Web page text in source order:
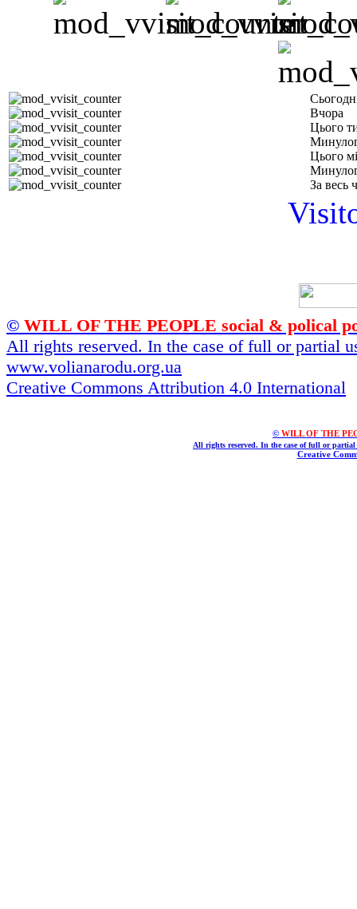
Вчора
Цього
Цього
За весь
© WILL OF THE PEOPLE social & polical
All rights reserved. In the case of full or partial
www.volianarodu.org.ua
Creative Commons Attribution 4.0 International
© WILL OF THE
All rights reserved. In the case of full or
Creative